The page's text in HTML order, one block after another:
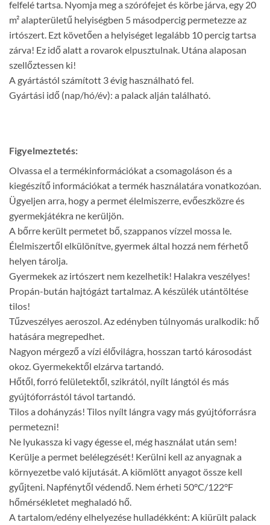
felfelé tartsa. Nyomja meg a szórófejet és körbe járva, egy 20
m² alapterületű helyiségben 5 másodpercig permetezze az
irtószert. Ezt követően a helyiséget legalább 10 percig tartsa
zárva! Ez idő alatt a rovarok elpusztulnak. Utána alaposan
szellőztessen ki!
A gyártástól számított 3 évig használható fel.
Gyártási idő (nap/hó/év): a palack alján található.
Figyelmeztetés:
Olvassa el a termékinformációkat a csomagoláson és a
kiegészítő információkat a termék használatára vonatkozóan.
Ügyeljen arra, hogy a permet élelmiszerre, evőeszközre és
gyermekjátékra ne kerüljön.
A bőrre került permetet bő, szappanos vízzel mossa le.
Élelmiszertől elkülönítve, gyermek által hozzá nem férhető
helyen tárolja.
Gyermekek az irtószert nem kezelhetik! Halakra veszélyes!
Propán-bután hajtógázt tartalmaz. A készülék utántöltése
tilos!
Tűzveszélyes aeroszol. Az edényben túlnyomás uralkodik: hő
hatására megrepedhet.
Nagyon mérgező a vízi élővilágra, hosszan tartó károsodást
okoz. Gyermekektől elzárva tartandó.
Hőtől, forró felületektől, szikrától, nyílt lángtól és más
gyújtóforrástól távol tartandó.
Tilos a dohányzás! Tilos nyílt lángra vagy más gyújtóforrásra
permetezni!
Ne lyukassza ki vagy égesse el, még használat után sem!
Kerülje a permet belélegzését! Kerülni kell az anyagnak a
környezetbe való kijutását. A kiömlött anyagot össze kell
gyűjteni. Napfénytől védendő. Nem érheti 50°C/122°F
hőmérsékletet meghaladó hő.
A tartalom/edény elhelyezése hulladékként: A kiürült palack